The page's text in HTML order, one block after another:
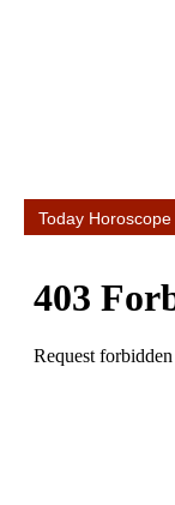
Today Horoscope